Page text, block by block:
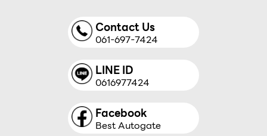
Contact Us
061-697-7424
LINE ID
0616977424
Facebook
Best Autogate